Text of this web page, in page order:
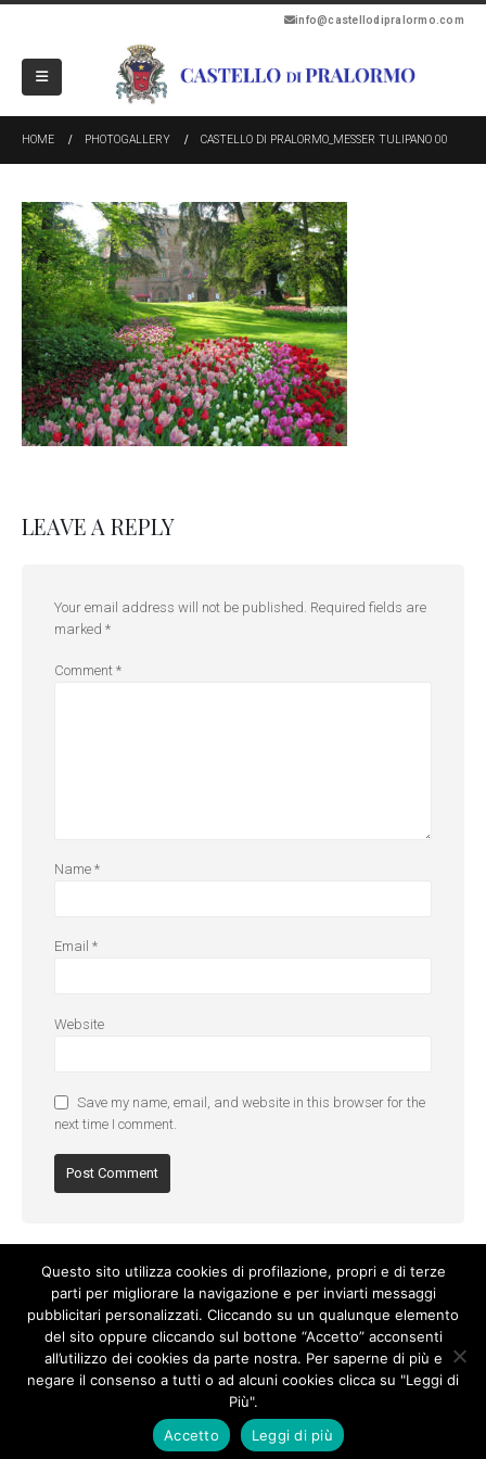
info@castellodipralormo.com
HOME PHOTOGALLERY CASTELLO DI PRALORMO_MESSER TULIPANO 00
LEAVE A REPLY
Your email address will not be published. Required fields are
marked *
Comment *
Name *
Email *
Website
Save my name, email, and website in this browser for the
next time I comment.
Privacy Policy
© Copyright 2017. All Rights Reserved.
Questo sito utilizza cookies di profilazione, propri e di terze
parti per migliorare la navigazione e per inviarti messaggi
pubblicitari personalizzati. Cliccando su un qualunque elemento
del sito oppure cliccando sul bottone “Accetto” acconsenti
all’utilizzo dei cookies da parte nostra. Per saperne di più e
negare il consenso a tutti o ad alcuni cookies clicca su "Leggi di
Più".
Accetto
Leggi di più